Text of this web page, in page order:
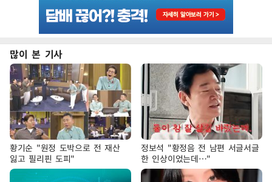
많이 본 기사
황기순 "원정 도박으로 전 재산
잃고 필리핀 도피"
정보석 "황정음 전 남편 서글서글
한 인상이었는데…"